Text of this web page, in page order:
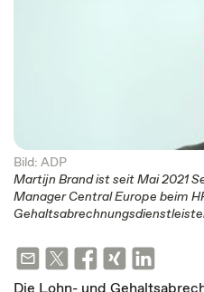
Bild: ADP
Martijn Brand ist seit Mai 2021
Manager Central Europe beim
Die Lohn- und